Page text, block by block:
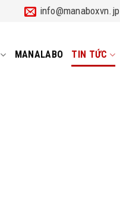
info@manaboxvn.jp
MANALABO TIN TỨC